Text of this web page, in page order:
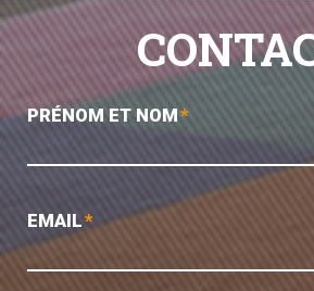
PRÉNOM ET NOM*
EMAIL*